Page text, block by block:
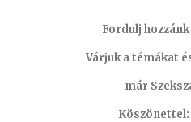
Fordulj
Várjuk a témákat
már
Köszönettel: